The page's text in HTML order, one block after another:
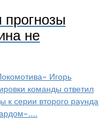
не
Игорь
команды ответил
к серии второго раунда